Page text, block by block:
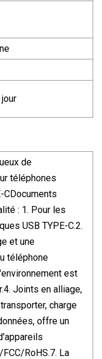
de
téléphones
CDocuments
: 1. Pour les
USB TYPE-C.2.
et une
téléphone
est
Joints en alliage,
charge
offre un
RoHS.7. La